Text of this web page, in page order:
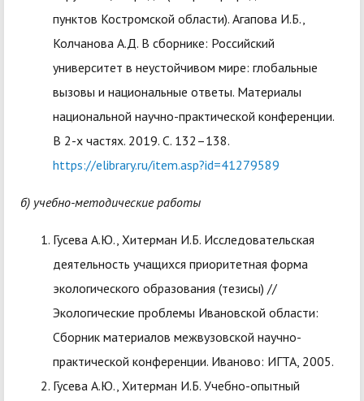
пунктов Костромской области). Агапова И.Б.,
Колчанова А.Д. В сборнике: Российский
университет в неустойчивом мире: глобальные
вызовы и национальные ответы. Материалы
национальной научно-практической конференции.
В 2-х частях. 2019. С. 132–138.
https://elibrary.ru/item.asp?id=41279589
б) учебно-методические работы
Гусева А.Ю., Хитерман И.Б. Исследовательская
деятельность учащихся приоритетная форма
экологического образования (тезисы) //
Экологические проблемы Ивановской области:
Сборник материалов межвузовской научно-
практической конференции. Иваново: ИГТА, 2005.
Гусева А.Ю., Хитерман И.Б. Учебно-опытный